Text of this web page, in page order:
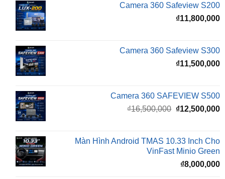
Camera 360 Safeview S300
Camera 360 SAFEVIEW S500
gốc
₫16,500,000.
Màn Hình Android TMAS 10.33 Inch Cho
₫8,000,000
Màn Hình Android TMAS 10.33 Dành Cho
VinFast VF2